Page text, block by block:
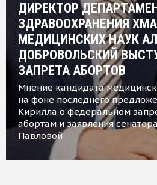
ДИРЕКТОР
ЗДРАВООХРАНЕНИЯ
МЕДИЦИНСКИХ НАУК
ДОБРОВОЛЬСКИЙ
ЗАПРЕТА АБОРТОВ
Мнение кандидата
на фоне последнего
Кирилла о федеральном
абортам и заявления
Павловой